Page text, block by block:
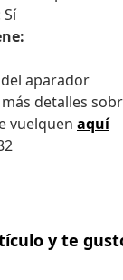
aparador
detalles
vuelquen aquí
y te